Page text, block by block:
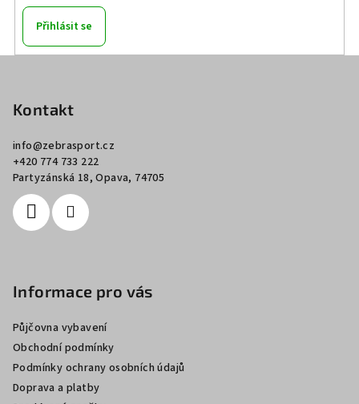
Přihlásit se
Kontakt
info@zebrasport.cz
+420 774 733 222
Partyzánská 18, Opava, 74705
Informace pro vás
Půjčovna vybavení
Obchodní podmínky
Podmínky ochrany osobních údajů
Doprava a platby